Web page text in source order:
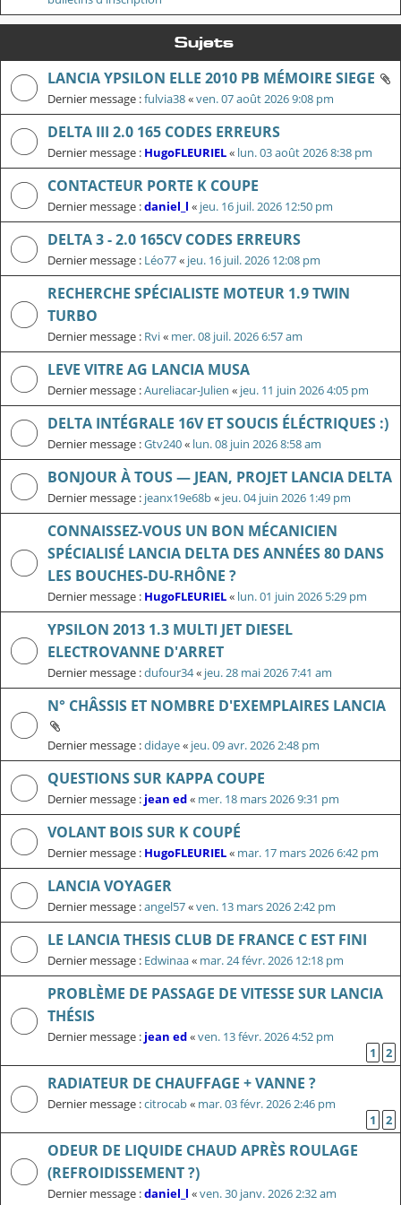
Sujets
LANCIA YPSILON ELLE 2010 PB MÉMOIRE SIEGE
Dernier message :fulvia38«ven. 07 août 2026 9:08 pm
DELTA III 2.0 165 CODES ERREURS
Dernier message : HugoFLEURIEL« lun. 03 août 2026 8:38 pm
CONTACTEUR PORTE K COUPE
Dernier message :daniel_l « jeu. 16 juil. 2026 12:50 pm
DELTA 3 - 2.0 165CV CODES ERREURS
Dernier message : Léo77« jeu. 16 juil. 2026 12:08 pm
RECHERCHE SPÉCIALISTE MOTEUR 1.9 TWIN
TURBO
Dernier message : Rvi« mer. 08 juil. 2026 6:57 am
LEVE VITRE AG LANCIA MUSA
Dernier message :Aureliacar-Julien « jeu. 11 juin 2026 4:05 pm
DELTA INTÉGRALE 16V ET SOUCIS ÉLÉCTRIQUES :)
Dernier message :Gtv240« lun. 08 juin 2026 8:58 am
BONJOUR À TOUS — JEAN, PROJET LANCIA DELTA
Dernier message : jeanx19e68b« jeu. 04 juin 2026 1:49 pm
CONNAISSEZ-VOUS UN BON MÉCANICIEN
SPÉCIALISÉ LANCIA DELTA DES ANNÉES 80 DANS
LES BOUCHES-DU-RHÔNE ?
Dernier message : HugoFLEURIEL« lun. 01 juin 2026 5:29 pm
YPSILON 2013 1.3 MULTI JET DIESEL
ELECTROVANNE D'ARRET
Dernier message :dufour34« jeu. 28 mai 2026 7:41 am
N° CHÂSSIS ET NOMBRE D'EXEMPLAIRES LANCIA
Dernier message :didaye« jeu. 09 avr. 2026 2:48 pm
QUESTIONS SUR KAPPA COUPE
Dernier message : jean ed« mer. 18 mars 2026 9:31 pm
VOLANT BOIS SUR K COUPÉ
Dernier message : HugoFLEURIEL« mar. 17 mars 2026 6:42 pm
LANCIA VOYAGER
Dernier message :angel57«ven. 13 mars 2026 2:42 pm
LE LANCIA THESIS CLUB DE FRANCE C EST FINI
Dernier message : Edwinaa« mar. 24 févr. 2026 12:18 pm
PROBLÈME DE PASSAGE DE VITESSE SUR LANCIA
THÉSIS
Dernier message : jean ed«ven. 13 févr. 2026 4:52 pm
1
2
RADIATEUR DE CHAUFFAGE + VANNE ?
Dernier message :citrocab« mar. 03 févr. 2026 2:46 pm
1
2
ODEUR DE LIQUIDE CHAUD APRÈS ROULAGE
(REFROIDISSEMENT ?)
Dernier message :daniel_l «ven. 30 janv. 2026 2:32 am